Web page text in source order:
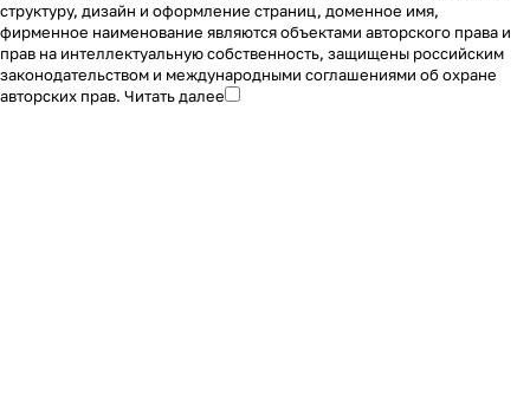
структуру, дизайн и оформление страниц, доменное имя,
фирменное наименование являются объектами авторского права и
прав на интеллектуальную собственность, защищены российским
законодательством и международными соглашениями об охране
авторских прав. Читать далее